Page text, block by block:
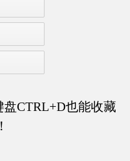
CTRL+D也能收藏